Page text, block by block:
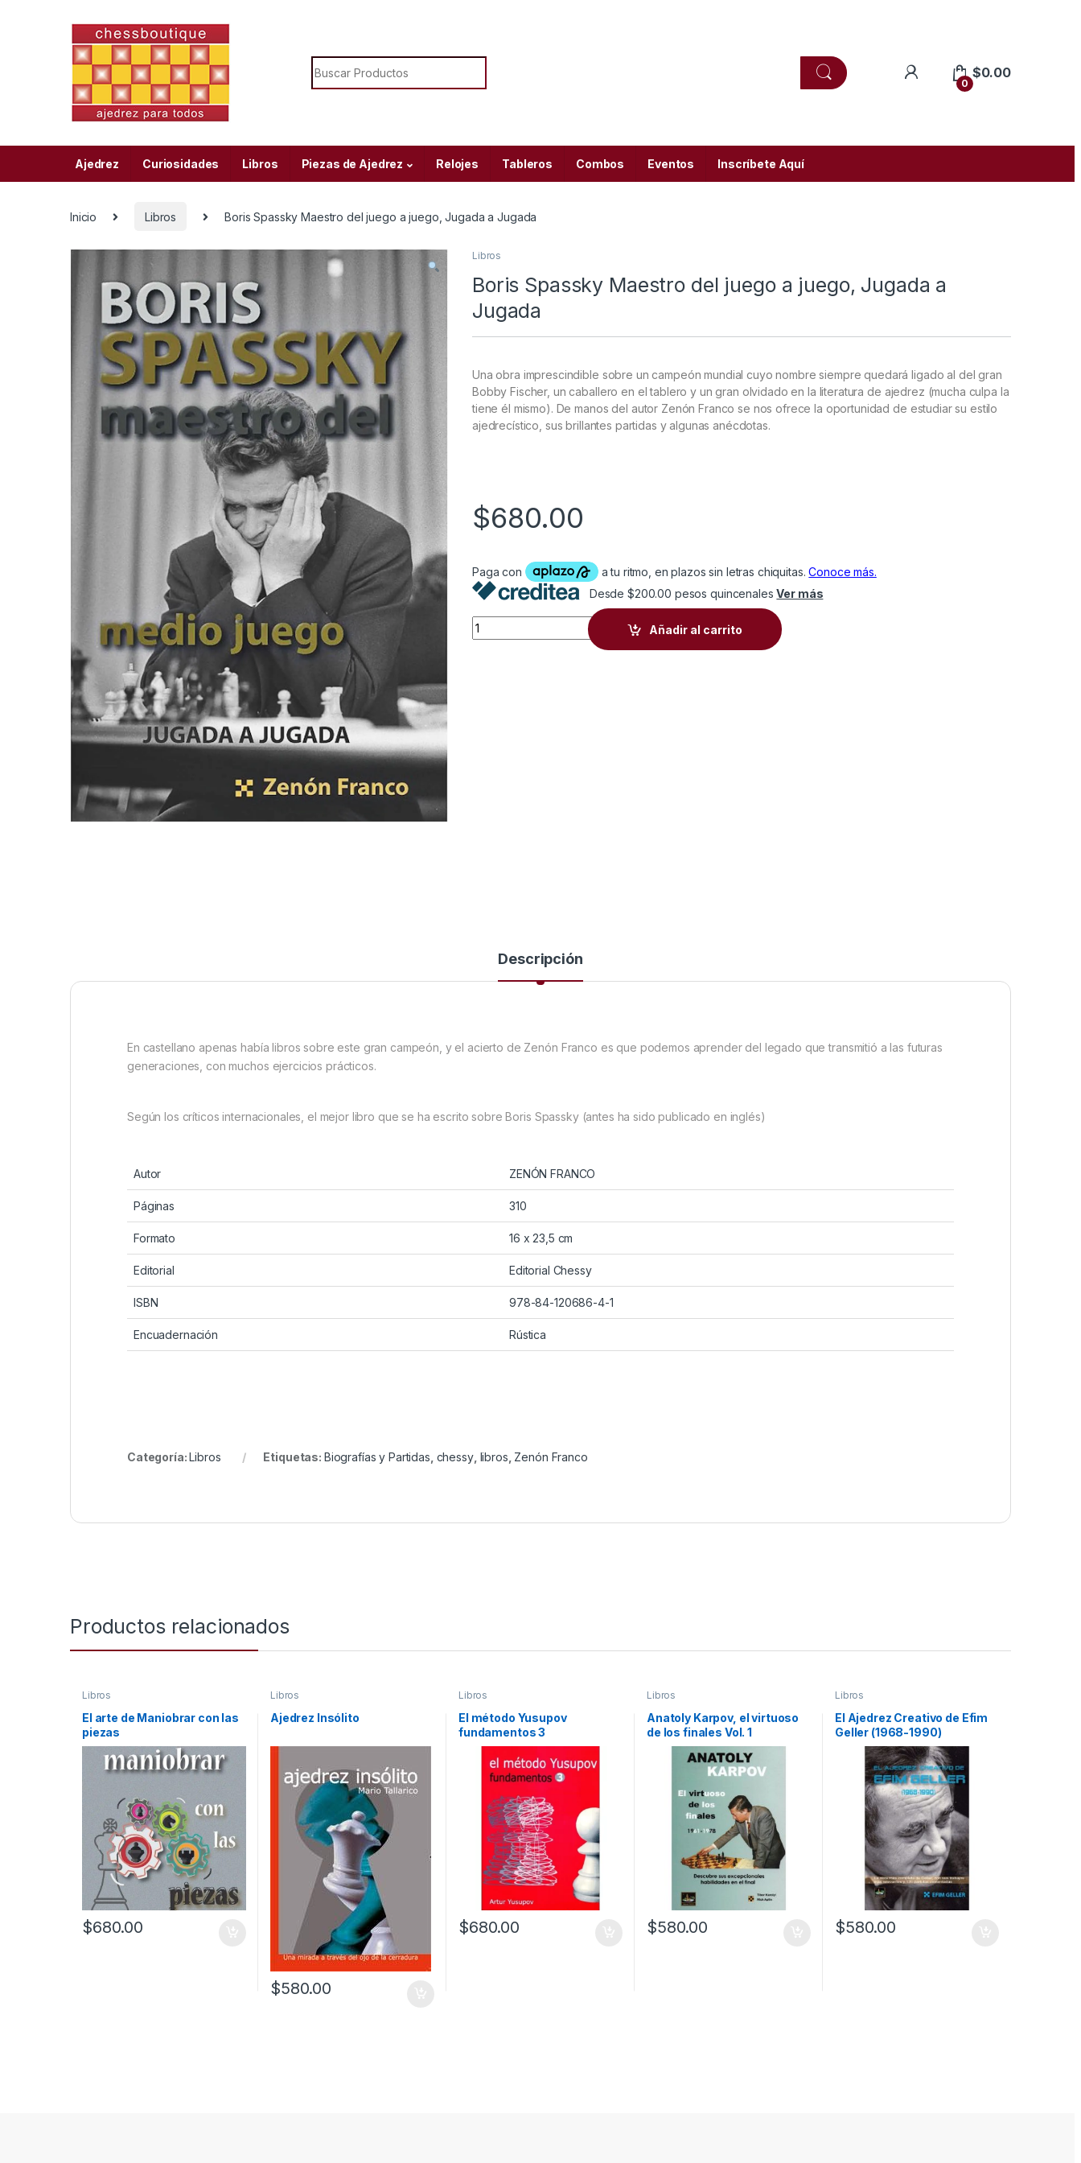
Search for:
0
$0.00
Ajedrez Curiosidades Libros Piezas de Ajedrez Relojes Tableros Combos Eventos Inscríbete Aquí
Inicio Libros Boris Spassky Maestro del juego a juego, Jugada a Jugada
Libros
Boris Spassky Maestro del juego a juego, Jugada a
Jugada
Una obra imprescindible sobre un campeón mundial cuyo nombre siempre quedará ligado al del gran
Bobby Fischer, un caballero en el tablero y un gran olvidado en la literatura de ajedrez (mucha culpa la
tiene él mismo). De manos del autor Zenón Franco se nos ofrece la oportunidad de estudiar su estilo
ajedrecístico, sus brillantes partidas y algunas anécdotas.
$680.00
Desde $200.00 pesos quincenalesVer más
Boris Spassky Maestro del juego a juego, Jugada a Jugada quantity
Añadir al carrito
Descripción
En castellano apenas había libros sobre este gran campeón, y el acierto de Zenón Franco es que podemos aprender del legado que transmitió a las futuras
generaciones, con muchos ejercicios prácticos.
Según los críticos internacionales, el mejor libro que se ha escrito sobre Boris Spassky (antes ha sido publicado en inglés)
Autor ZENÓN FRANCO
Páginas 310
Formato 16 x 23,5 cm
Editorial Editorial Chessy
ISBN 978-84-120686-4-1
Encuadernación Rústica
Categoría:Libros Etiquetas: Biografías y Partidas chessy, libros Zenón Franco
Productos relacionados
Libros
El arte de Maniobrar con las
piezas
$680.00
Libros
Ajedrez Insólito
$580.00
Libros
El método Yusupov
fundamentos 3
$680.00
Libros
Anatoly Karpov, el virtuoso
de los finales Vol. 1
$580.00
Libros
El Ajedrez Creativo de Efim
Geller (1968-1990)
$580.00